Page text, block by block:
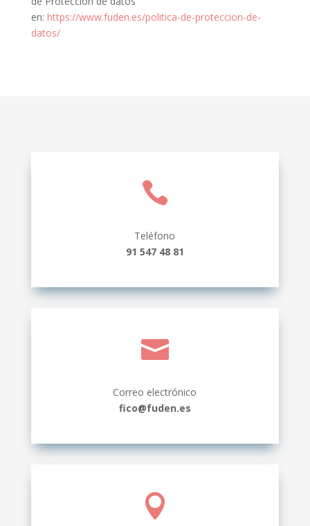
en: https://www.fuden.es/politica-de-proteccion-de-
datos/

Teléfono
91 547 48 81

Correo electrónico
fico@fuden.es
